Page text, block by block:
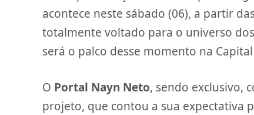
acontece neste sábado (06), a partir
totalmente voltado para o universo
será o palco desse momento na
O Portal Nayn Neto, sendo exclusivo,
projeto, que contou a sua expectativa